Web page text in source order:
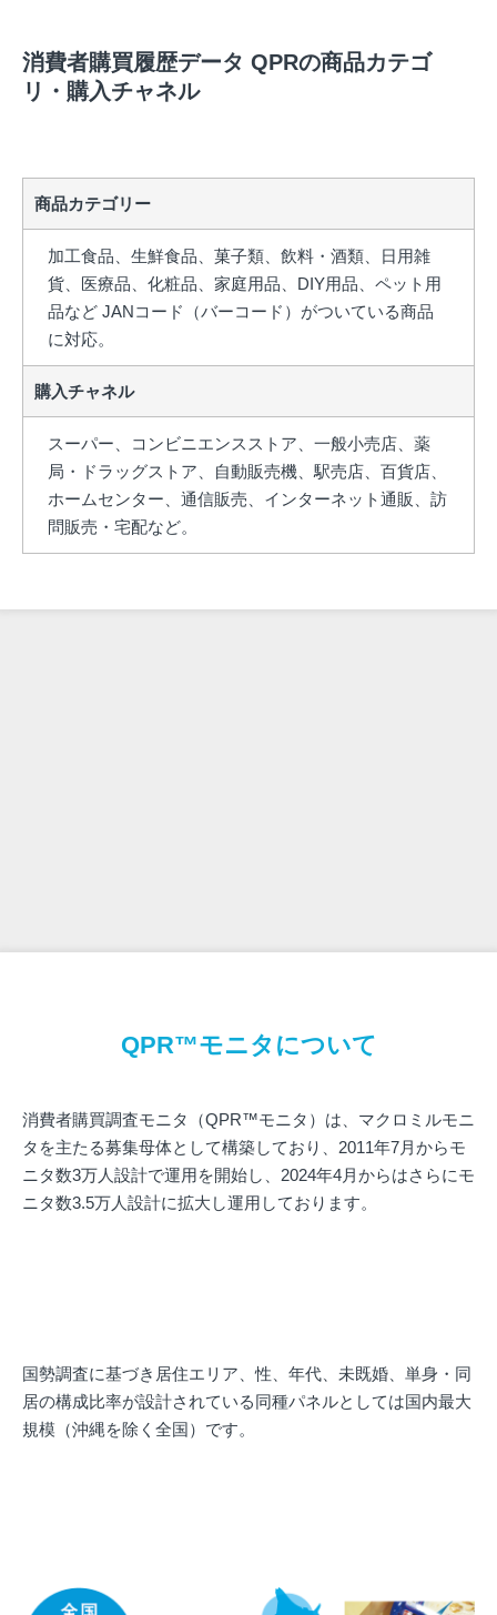
消費者購買履歴データ QPRの商品カテゴ
リ・購入チャネル
商品カテゴリー
加工食品、生鮮食品、菓子類、飲料・酒類、日用雑
貨、医療品、化粧品、家庭用品、DIY用品、ペット用
品など JANコード（バーコード）がついている商品
に対応。
購入チャネル
スーパー、コンビニエンスストア、一般小売店、薬
局・ドラッグストア、自動販売機、駅売店、百貨店、
ホームセンター、通信販売、インターネット通販、訪
問販売・宅配など。
QPR™モニタについて
消費者購買調査モニタ（QPR™モニタ）は、マクロミルモニ
タを主たる募集母体として構築しており、2011年7月からモ
ニタ数3万人設計で運用を開始し、2024年4月からはさらにモ
ニタ数3.5万人設計に拡大し運用しております。
国勢調査に基づき居住エリア、性、年代、未既婚、単身・同
居の構成比率が設計されている同種パネルとしては国内最大
規模（沖縄を除く全国）です。